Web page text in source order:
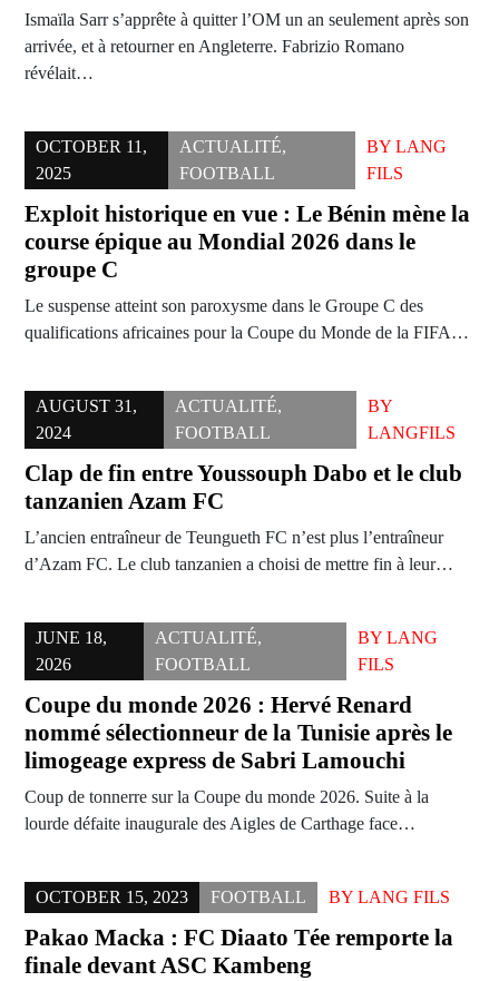
Ismaïla Sarr s’apprête à quitter l’OM un an seulement après son
arrivée, et à retourner en Angleterre. Fabrizio Romano
révélait…
OCTOBER 11,
2025
ACTUALITÉ,
FOOTBALL
BY LANG
FILS
Exploit historique en vue : Le Bénin mène la
course épique au Mondial 2026 dans le
groupe C
Le suspense atteint son paroxysme dans le Groupe C des
qualifications africaines pour la Coupe du Monde de la FIFA…
AUGUST 31,
2024
ACTUALITÉ,
FOOTBALL
BY
LANGFILS
Clap de fin entre Youssouph Dabo et le club
tanzanien Azam FC
L’ancien entraîneur de Teungueth FC n’est plus l’entraîneur
d’Azam FC. Le club tanzanien a choisi de mettre fin à leur…
JUNE 18,
2026
ACTUALITÉ,
FOOTBALL
BYLANG
FILS
Coupe du monde 2026 : Hervé Renard
nommé sélectionneur de la Tunisie après le
limogeage express de Sabri Lamouchi
Coup de tonnerre sur la Coupe du monde 2026. Suite à la
lourde défaite inaugurale des Aigles de Carthage face…
OCTOBER 15, 2023 FOOTBALL BY LANG FILS
Pakao Macka : FC Diaato Tée remporte la
finale devant ASC Kambeng